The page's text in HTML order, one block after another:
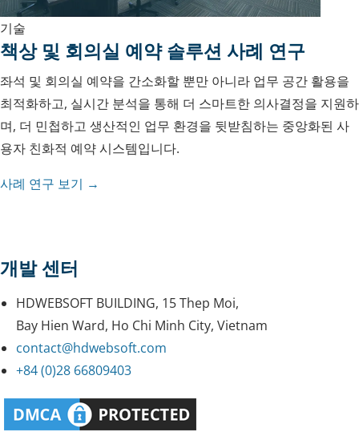
기술
책상 및 회의실 예약 솔루션 사례 연구
좌석 및 회의실 예약을 간소화할 뿐만 아니라 업무 공간 활용을
최적화하고, 실시간 분석을 통해 더 스마트한 의사결정을 지원하
며, 더 민첩하고 생산적인 업무 환경을 뒷받침하는 중앙화된 사
용자 친화적 예약 시스템입니다.
사례 연구 보기 →
개발 센터
HDWEBSOFT BUILDING, 15 Thep Moi,
Bay Hien Ward, Ho Chi Minh City, Vietnam
contact@hdwebsoft.com
+84 (0)28 66809403